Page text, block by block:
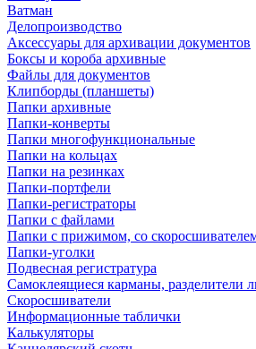
Ватман
Делопроизводство
Аксессуары для архивации документов
Боксы и короба архивные
Файлы для документов
Клипборды (планшеты)
Папки архивные
Папки-конверты
Папки многофункциональные
Папки на кольцах
Папки на резинках
Папки-портфели
Папки-регистраторы
Папки с файлами
Папки с прижимом, со
Папки-уголки
Подвесная регистратура
Самоклеящиеся карманы, разделители
Скоросшиватели
Информационные таблички
Калькуляторы